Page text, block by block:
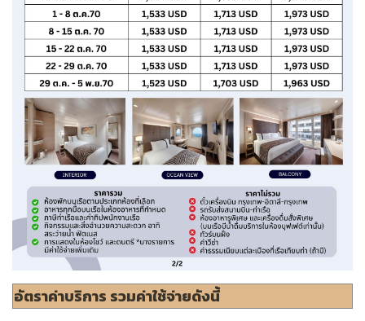
อัตราค่าบริการ รวมค่าใช้จ่ายดังนี้